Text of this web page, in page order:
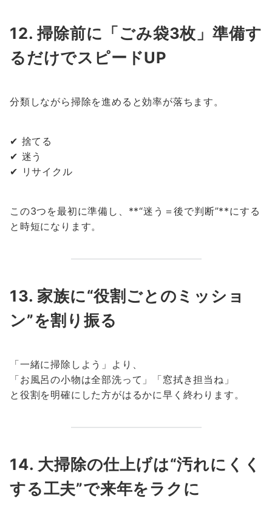
12. 掃除前に「ごみ袋3枚」準備す
るだけでスピードUP
分類しながら掃除を進めると効率が落ちます。
✔ 捨てる
✔ 迷う
✔ リサイクル
この3つを最初に準備し、**“迷う＝後で判断”**にする
と時短になります。
13. 家族に“役割ごとのミッショ
ン”を割り振る
「一緒に掃除しよう」より、
「お風呂の小物は全部洗って」「窓拭き担当ね」
と役割を明確にした方がはるかに早く終わります。
14. 大掃除の仕上げは“汚れにくく
する工夫”で来年をラクに